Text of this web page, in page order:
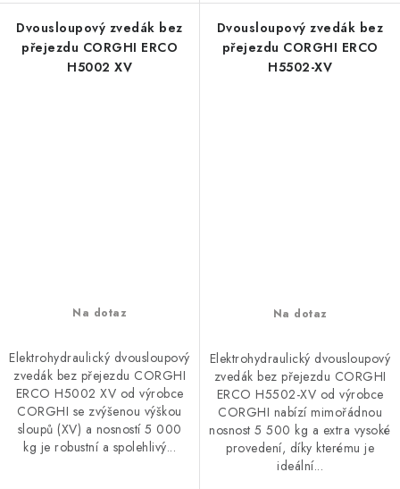
Dvousloupový zvedák bez
přejezdu CORGHI ERCO
H5002 XV
Na dotaz
Elektrohydraulický dvousloupový
zvedák bez přejezdu CORGHI
ERCO H5002 XV od výrobce
CORGHI se zvýšenou výškou
sloupů (XV) a nosností 5 000
kg je robustní a spolehlivý...
Dvousloupový zvedák bez
přejezdu CORGHI ERCO
H5502-XV
Na dotaz
Elektrohydraulický dvousloupový
zvedák bez přejezdu CORGHI
ERCO H5502-XV od výrobce
CORGHI nabízí mimořádnou
nosnost 5 500 kg a extra vysoké
provedení, díky kterému je
ideální...